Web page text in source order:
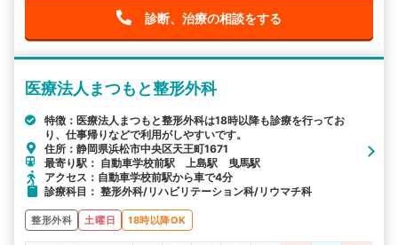
診断、治療の相談をする
医療法人まつもと整形外科
特徴：医療法人まつもと整形外科は18時以降も診療を行ってお
り、仕事帰りなどで利用がしやすいです。
住所：静岡県浜松市中央区天王町1671
最寄り駅： 自動車学校前駅 上島駅 曳馬駅
アクセス：自動車学校前駅から車で4分
診療科目： 整形外科/リハビリテーション科/リウマチ科
整形外科 土曜日 18時以降OK